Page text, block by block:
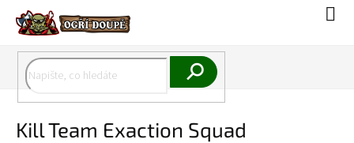
obsah
Kill Team Exaction Squad